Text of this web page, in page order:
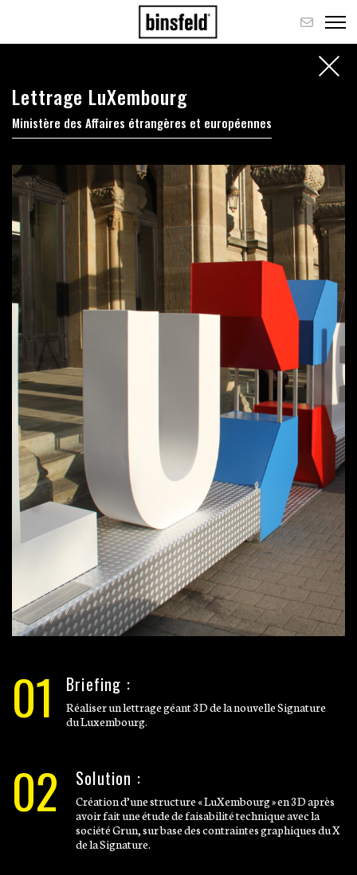
Lettrage LuXembourg
Ministère des Affaires étrangères et européennes
01 Briefing :
Réaliser un lettrage géant 3D de la nouvelle Signature
du Luxembourg.
02 Solution :
Création d’une structure « LuXembourg » en 3D après
avoir fait une étude de faisabilité technique avec la
société Grun, sur base des contraintes graphiques du X
de la Signature.